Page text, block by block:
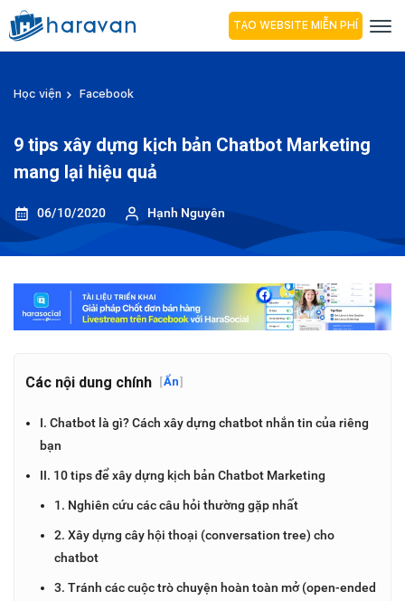
TẠO WEBSITE MIỄN PHÍ
Học viện Facebook
9 tips xây dựng kịch bản Chatbot Marketing
mang lại hiệu quả
06/10/2020 Hạnh Nguyên
Các nội dung chính [Ẩn]
I. Chatbot là gì? Cách xây dựng chatbot nhắn tin của riêng
bạn
II. 10 tips để xây dựng kịch bản Chatbot Marketing
1. Nghiên cứu các câu hỏi thường gặp nhất
2. Xây dựng cây hội thoại (conversation tree) cho
chatbot
3. Tránh các cuộc trò chuyện hoàn toàn mở (open-ended